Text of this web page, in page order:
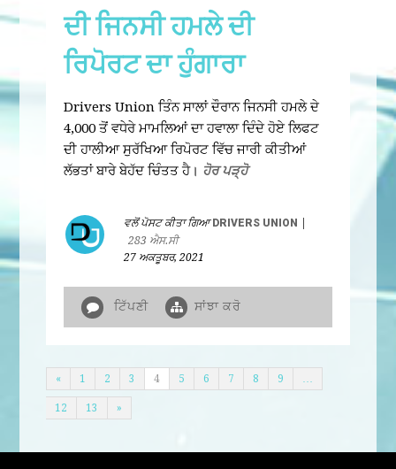
ਦੀ ਜਿਨਸੀ ਹਮਲੇ ਦੀ
ਰਿਪੋਰਟ ਦਾ ਹੁੰਗਾਰਾ
Drivers Union ਤਿੰਨ ਸਾਲਾਂ ਦੌਰਾਨ ਜਿਨਸੀ ਹਮਲੇ ਦੇ
4,000 ਤੋਂ ਵਧੇਰੇ ਮਾਮਲਿਆਂ ਦਾ ਹਵਾਲਾ ਦਿੰਦੇ ਹੋਏ ਲਿਫਟ
ਦੀ ਹਾਲੀਆ ਸੁਰੱਖਿਆ ਰਿਪੋਰਟ ਵਿੱਚ ਜਾਰੀ ਕੀਤੀਆਂ
ਲੱਭਤਾਂ ਬਾਰੇ ਬੇਹੱਦ ਚਿੰਤਤ ਹੈ। ਹੋਰ ਪੜ੍ਹੋ
ਵਲੋਂ ਪੋਸਟ ਕੀਤਾ ਗਿਆ DRIVERS UNION
283 ਐਸ.ਸੀ
27 ਅਕਤੂਬਰ, 2021
ਟਿੱਪਣੀ ਸਾਂਝਾ ਕਰੋ
« 1 2 3 4 5 6 7 8 9 …
12 13 »